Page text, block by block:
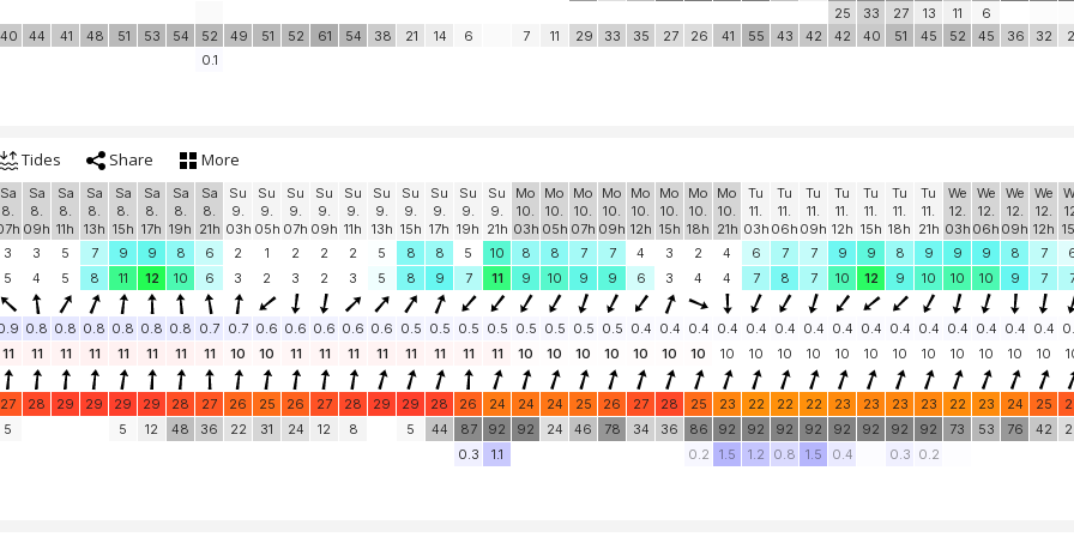
40 44 41 48 51 53 54 52 49 51 52 61 54 38 21 14 6 7 11 29 33 35 27 26 41 55 43 42
25
42
33
40
27
51
13
45
11
52
6
45
36 32
0.1
Tides Share More
Sa
8.
Sa
8.
09h
Sa
8.
11h
Sa
8.
13h
Sa
8.
15h
Sa
8.
17h
Sa
8.
19h
Sa
8.
21h
Su
9.
03h
Su
9.
05h
Su
9.
07h
Su
9.
09h
Su
9.
11h
Su
9.
13h
Su
9.
15h
Su
9.
17h
Su
9.
19h
Su
9.
21h
Mo
10.
03h
Mo
10.
05h
Mo
10.
07h
Mo
10.
09h
Mo
10.
12h
Mo
10.
15h
Mo
10.
18h
Mo
10.
21h
Tu
11.
03h
Tu
11.
06h
Tu
11.
09h
Tu
11.
12h
Tu
11.
15h
Tu
11.
18h
Tu
11.
21h
We
12.
03h
We
12.
06h
We
12.
09h
We
12.
12h
3
3 5 7 9 9 8 6 2 1 2 2 2 5 8 8 5 10 8 8 7 7 4 3 2 4 6 7 7 9 9 8 9 9 9 8 7
5
4 5 8 11 12 10 6 3 2 3 2 3 5 8 9 7 11 9 10 9 9 6 3 4 4 7 8 7 10 12 9 10 10 10 9 7
0.8 0.8 0.8 0.8 0.8 0.8 0.7 0.7 0.6 0.6 0.6 0.6 0.6 0.5 0.5 0.5 0.5 0.5 0.5 0.5 0.5 0.4 0.4 0.4 0.4 0.4 0.4 0.4 0.4 0.4 0.4 0.4 0.4 0.4 0.4 0.4
11
11 11 11 11 11 11 11 10 10 11 11 11 11 11 11 11 11 10 10 10 10 10 10 10 10 10 10 10 10 10 10 10 10 10 10 10
27 28 29 29 29 29 28 27 26 25 26 27 28 29 29 28 26 24 24 24 25 26 27 28 25 23 22 22 22 23 23 23 23 22 23 24 25
5
5 12 48 36 22 31 24 12 8 5 44 87 92 92 24 46 78 34 36 86 92 92 92 92 92 92 92 92 73 53 76 42
0.3
1.1 0.2 1.5 1.2 0.8 1.5 0.4 0.3 0.2